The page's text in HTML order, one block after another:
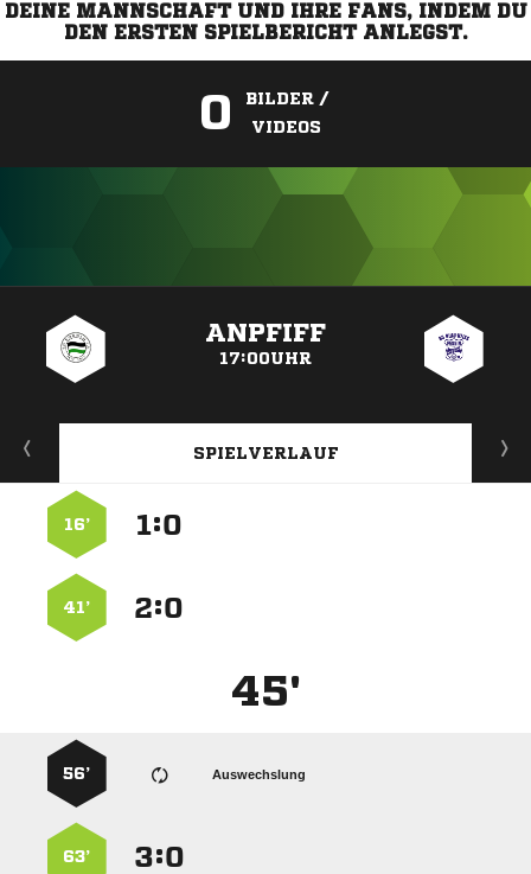
DEINE MANNSCHAFT UND IHRE FANS, INDEM DU
DEN ERSTEN SPIELBERICHT ANLEGST.
0
BILDER /
VIDEOS
ANPFIFF
17:00UHR
SPIELVERLAUF
:
16’
:
41’
45'
Auswechslung
56’
:
63’